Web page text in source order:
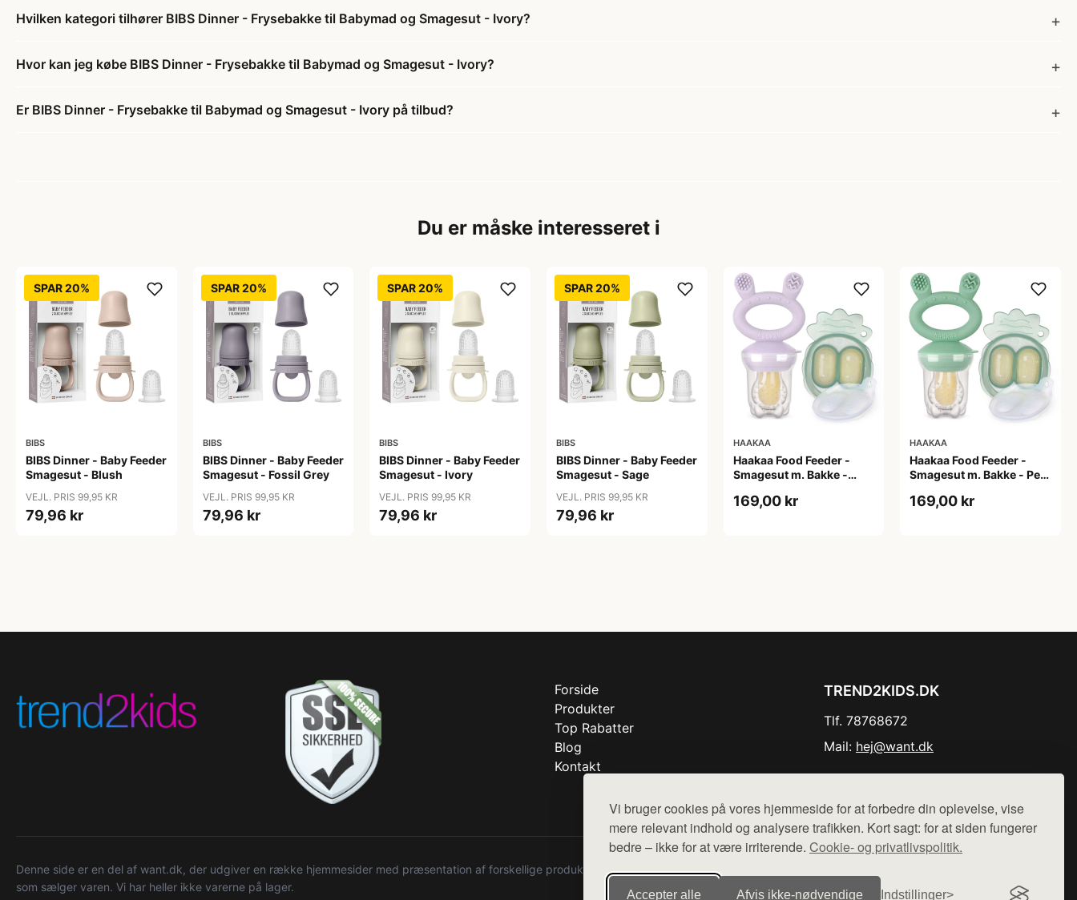
Vi bruger cookies på vores hjemmeside for at forbedre din oplevelse, vise
mere relevant indhold og analysere trafikken. Kort sagt: for at siden fungerer
bedre – ikke for at være irriterende. Cookie- og privatlivspolitik.
Accepter alle Afvis ikke‑nødvendige Indstillinger
Hvilken kategori tilhører BIBS Dinner - Frysebakke til Babymad og Smagesut - Ivory?
Hvor kan jeg købe BIBS Dinner - Frysebakke til Babymad og Smagesut - Ivory?
Er BIBS Dinner - Frysebakke til Babymad og Smagesut - Ivory på tilbud?
Du er måske interesseret i
SPAR 20%
BIBS
BIBS Dinner - Baby Feeder
Smagesut - Blush
VEJL. PRIS 99,95 KR
79,96 kr
SPAR 20%
BIBS
BIBS Dinner - Baby Feeder
Smagesut - Fossil Grey
VEJL. PRIS 99,95 KR
79,96 kr
SPAR 20%
BIBS
BIBS Dinner - Baby Feeder
Smagesut - Ivory
VEJL. PRIS 99,95 KR
79,96 kr
SPAR 20%
BIBS
BIBS Dinner - Baby Feeder
Smagesut - Sage
VEJL. PRIS 99,95 KR
79,96 kr
HAAKAA
Haakaa Food Feeder -
Smagesut m. Bakke -
169,00 kr
HAAKAA
Haakaa Food Feeder -
Smagesut m. Bakke - Pea
169,00 kr
Forside
Produkter
Top Rabatter
Blog
Kontakt
TREND2KIDS.DK
Tlf. 78768672
Mail: hej@want.dk
Denne side er en del af want.dk, der udgiver en række hjemmesider med præsentation af forskellige produkter fra diverse webshops. Der sælges ikke varer fra denne side - vi henviser til de shops,
som sælger varen. Vi har heller ikke varerne på lager.